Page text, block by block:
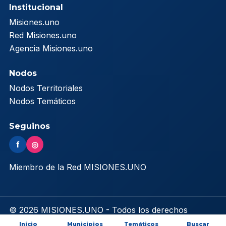
Institucional
Misiones.uno
Red Misiones.uno
Agencia Misiones.uno
Nodos
Nodos Territoriales
Nodos Temáticos
Seguinos
f ◎
Miembro de la Red MISIONES.UNO
© 2026 MISIONES.UNO - Todos los derechos
reservados
Inicio Municipios Temáticos Buscar